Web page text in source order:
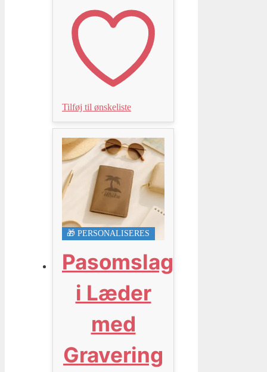
Tilføj til ønskeliste
🎁 PERSONALISERES
Pasomslag
i Læder
med
Gravering